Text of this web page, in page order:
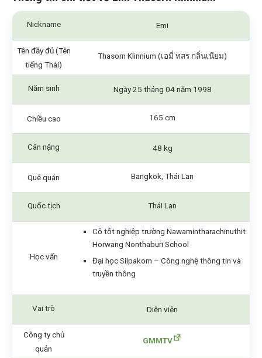
Nickname Emi
Tên đầy đủ (Tên
tiếng Thái)
Thasorn Klinnium (เอมี่ ทสร กลิ่นเนียม)
Năm sinh Ngày 25 tháng 04 năm 1998
Chiều cao 165 cm
Cân nặng 48 kg
Quê quán Bangkok, Thái Lan
Quốc tịch Thái Lan
Học vấn
Cô tốt nghiệp trường Nawamintharachinuthit
Horwang Nonthaburi School
Đại học Silpakorn – Công nghệ thông tin và
truyền thông
Vai trò Diễn viên
Công ty chủ
quản
GMMTV